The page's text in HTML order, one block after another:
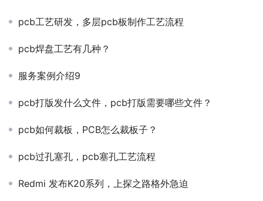
pcb工艺研发，多层pcb板制作工艺流程
pcb焊盘工艺有几种？
服务案例介绍9
pcb打版发什么文件，pcb打版需要哪些文件？
pcb如何裁板，PCB怎么裁板子？
pcb过孔塞孔，pcb塞孔工艺流程
Redmi 发布K20系列，上探之路格外急迫